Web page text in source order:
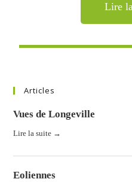
Lire
Articles
Vues de Longeville
Lire la suite →
Eoliennes